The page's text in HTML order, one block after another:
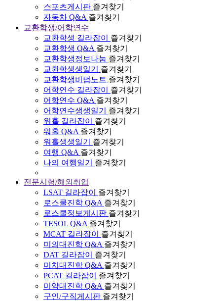
스포츠게시판 즐겨찾기
자동차 Q&A 즐겨찾기
교환학생/어학연수
교환학생 길라잡이
즐겨찾기
교환학생 Q&A 즐겨찾기
교환학생정보나눔 즐겨찾기
교환학생생일기
즐겨찾기
교환학생비법노트 즐겨찾기
어학연수 길라잡이
즐겨찾기
어학연수 Q&A 즐겨찾기
어학연수생생일기
즐겨찾기
워홀 길라잡이
즐겨찾기
워홀 Q&A 즐겨찾기
워홀생생일기
즐겨찾기
여행 Q&A 즐겨찾기
나의 여행일기
즐겨찾기
전문시험/해외취업
LSAT 길라잡이
즐겨찾기
로스쿨진학 Q&A 즐겨찾기
로스쿨정보게시판 즐겨찾기
TESOL Q&A 즐겨찾기
MCAT 길라잡이
즐겨찾기
미의대진학 Q&A 즐겨찾기
DAT 길라잡이
즐겨찾기
미치대진학 Q&A 즐겨찾기
PCAT 길라잡이
즐겨찾기
미약대진학 Q&A 즐겨찾기
구인/구직게시판 즐겨찾기